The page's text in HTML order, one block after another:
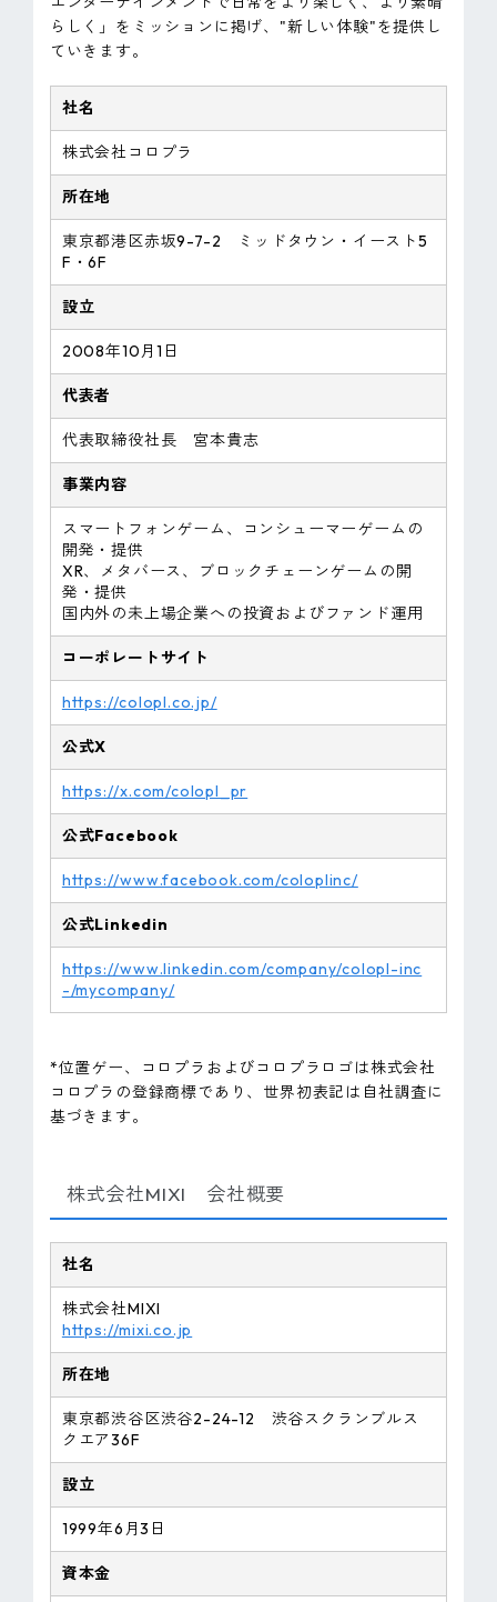
らしく」をミッションに掲げ、"新しい体験"を提供し
ていきます。
社名
株式会社コロプラ
所在地
東京都港区赤坂9-7-2 ミッドタウン・イースト5
F・6F
設立
2008年10月1日
代表者
代表取締役社長 宮本貴志
事業内容
スマートフォンゲーム、コンシューマーゲームの
開発・提供
XR、メタバース、ブロックチェーンゲームの開
発・提供
国内外の未上場企業への投資およびファンド運用
コーポレートサイト
https://colopl.co.jp/
公式X
https://x.com/colopl_pr
公式Facebook
https://www.facebook.com/coloplinc/
公式Linkedin
https://www.linkedin.com/company/colopl-inc
-/mycompany/
*位置ゲー、コロプラおよびコロプラロゴは株式会社
コロプラの登録商標であり、世界初表記は自社調査に
基づきます。
株式会社MIXI 会社概要
社名
株式会社MIXI
https://mixi.co.jp
所在地
東京都渋谷区渋谷2-24-12 渋谷スクランブルス
クエア36F
設立
1999年6月3日
資本金